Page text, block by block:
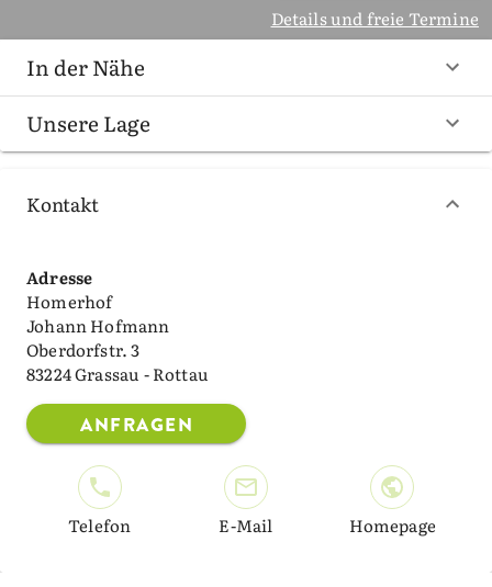
Details und freie Termine
In der Nähe
Unsere Lage
Kontakt
Adresse
Homerhof
Johann Hofmann
Oberdorfstr. 3
83224 Grassau - Rottau
ANFRAGEN
Telefon E-Mail Homepage